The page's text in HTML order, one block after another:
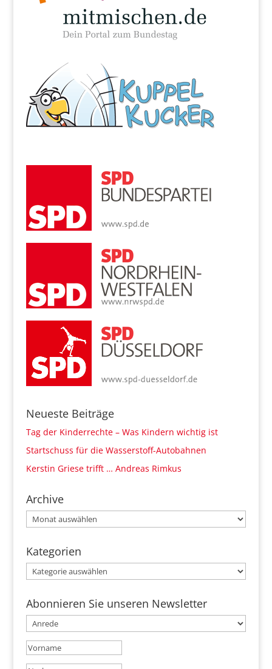
Neueste Beiträge
Tag der Kinderrechte – Was Kindern wichtig ist
Startschuss für die Wasserstoff-Autobahnen
Kerstin Griese trifft … Andreas Rimkus
Archive
Archive
Kategorien
Kategorien
Abonnieren Sie unseren Newsletter